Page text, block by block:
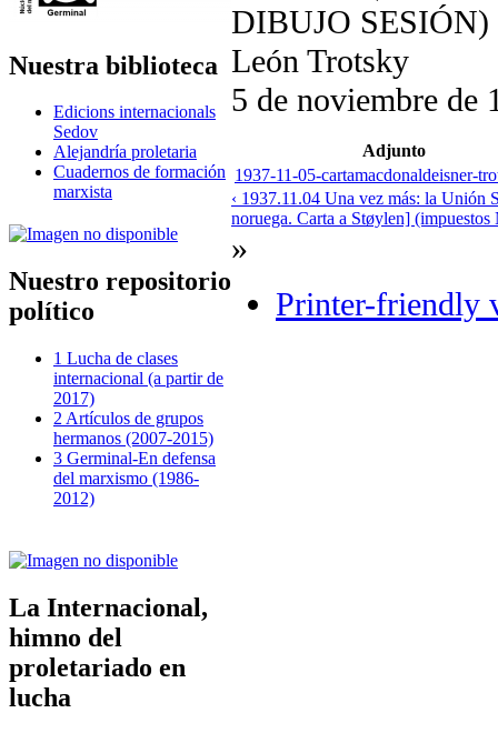
Nuestra biblioteca
Edicions internacionals
Sedov
Alejandría proletaria
Cuadernos de formación
marxista
Nuestro repositorio
político
1 Lucha de clases
internacional (a partir de
2017)
2 Artículos de grupos
hermanos (2007-2015)
3 Germinal-En defensa
del marxismo (1986-
2012)
La Internacional,
himno del
proletariado en
lucha
DIBUJO SESIÓN)
León Trotsky
5 de noviembre de
Adjunto
1937-11-05-cartamacdonaldeisner-
‹ 1937.11.04 Una vez más: la Unión
noruega. Carta a Støylen] (impuestos
»
Printer-friendly